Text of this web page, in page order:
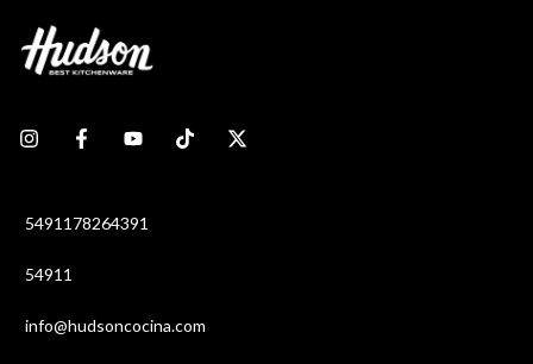
5491178264391
54911
info@hudsoncocina.com